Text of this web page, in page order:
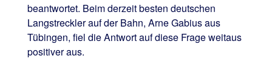
beantwortet. Beim derzeit besten deutschen
Langstreckler auf der Bahn, Arne Gabius aus
Tübingen, fiel die Antwort auf diese Frage weitaus
positiver aus.